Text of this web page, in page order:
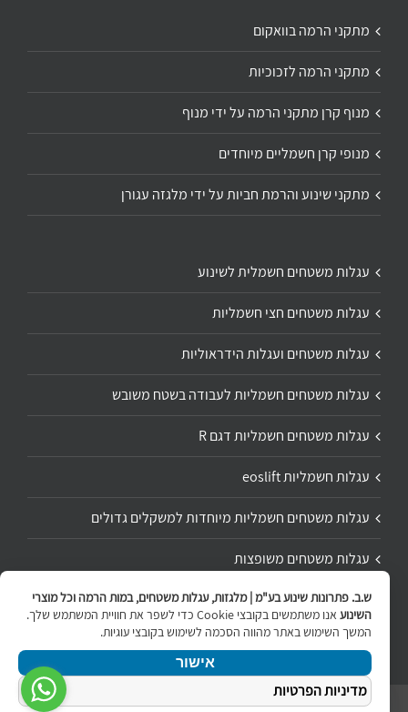
מתקני הרמה בוואקום
מתקני הרמה לזכוכיות
מנוף קרן מתקני הרמה על ידי מנוף
מנופי קרן חשמליים מיוחדים
מתקני שינוע והרמת חביות על ידי מלגזה עגורן
עגלות משטחים חשמלית לשינוע
עגלות משטחים חצי חשמליות
עגלות משטחים ועגלות הידראוליות
עגלות משטחים חשמליות לעבודה בשטח משובש
עגלות משטחים חשמליות דגם R
עגלות חשמליות eoslift
עגלות משטחים חשמליות מיוחדות למשקלים גדולים
עגלות משטחים משופצות
תיקון ושיפוץ עגלת משטחים
ש.ב. פתרונות שינוע בע"מ | מלגזות, עגלות משטחים, במות הרמה וכל מוצרי
השינוע
אנו משתמשים בקובצי Cookie כדי לשפר את חוויית המשתמש שלך.
המשך השימוש באתר מהווה הסכמה לשימוש בקובצי עוגיות.
אישור
מדיניות הפרטיות
ניווט